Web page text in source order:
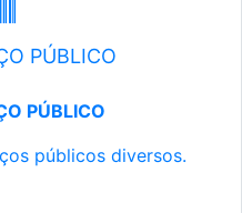
PÚBLICO
PÚBLICO
públicos diversos.